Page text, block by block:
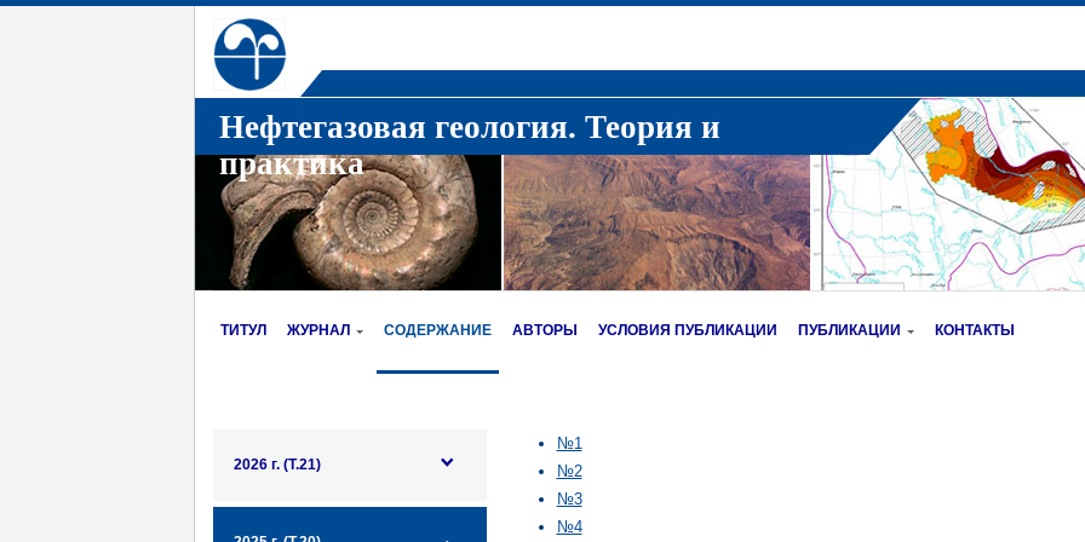
Нефтегазовая геология. Теория и
практика
ТИТУЛ ЖУРНАЛ СОДЕРЖАНИЕ АВТОРЫ УСЛОВИЯ ПУБЛИКАЦИИ ПУБЛИКАЦИИ КОНТАКТЫ
2026 г. (Т.21)
№1
№2
№3
№4